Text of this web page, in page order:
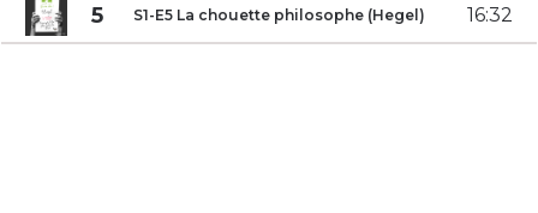
5 S1-E5 La chouette philosophe (Hegel) 16:32